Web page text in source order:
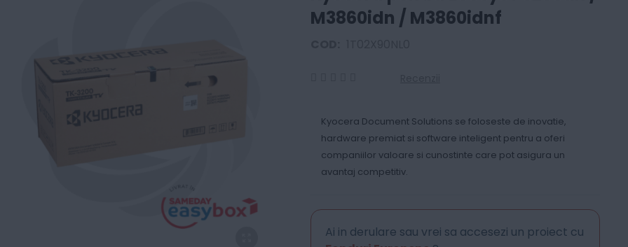
M3860idn / M3860idnf
Kyocera Document Solutions se foloseste de inovatie,
hardware premiat si software inteligent pentru a oferi
companiilor valoare si cunostinte care pot asigura un
avantaj competitiv.
Ai in derulare sau vrei sa accesezi un proiect cu